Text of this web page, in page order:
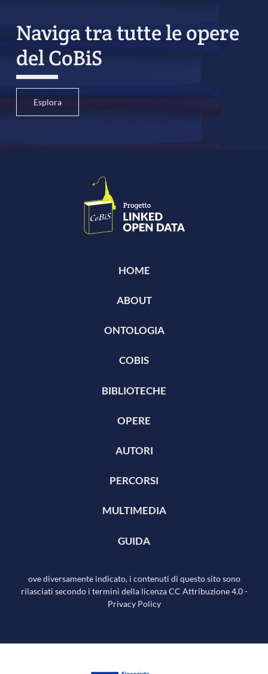
Naviga tra tutte le opere
del CoBiS
Esplora
HOME
ABOUT
ONTOLOGIA
COBIS
BIBLIOTECHE
OPERE
AUTORI
PERCORSI
MULTIMEDIA
GUIDA
ove diversamente indicato, i contenuti di questo sito sono
rilasciati secondo i termini della licenza CC Attribuzione 4.0-
Privacy Policy